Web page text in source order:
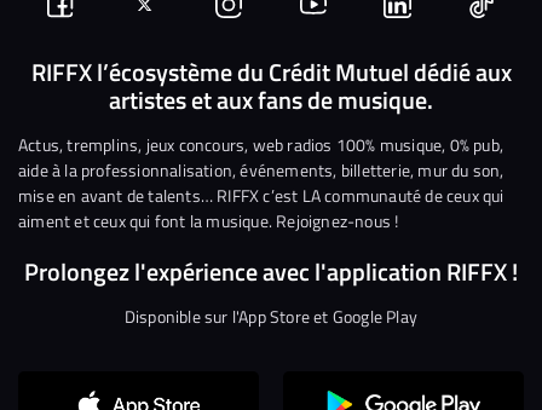
Suivez-
nous
Facebook
Suivez-
nous
sur
Twitter
Nous
rejoindre
sur
Instagram
Nous
rejoindre
sur
YouTube
Nous
rejoindre
sur
Linkedin
Nous
RIFFX l’écosystème du Crédit Mutuel dédié aux
artistes et aux fans de musique.
Actus, tremplins, jeux concours, web radios 100% musique, 0% pub,
aide à la professionnalisation, événements, billetterie, mur du son,
mise en avant de talents… RIFFX c’est LA communauté de ceux qui
aiment et ceux qui font la musique. Rejoignez-nous !
Prolongez l'expérience avec l'application RIFFX !
Disponible sur l'App Store et Google Play